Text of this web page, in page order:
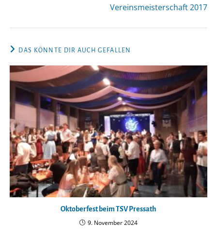
Vereinsmeisterschaft 2017
DAS KÖNNTE DIR AUCH GEFALLEN
Oktoberfest beim TSV Pressath
9. November 2024